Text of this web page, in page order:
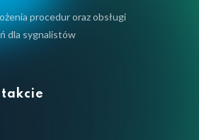
procedur oraz obsługi
dla sygnalistów